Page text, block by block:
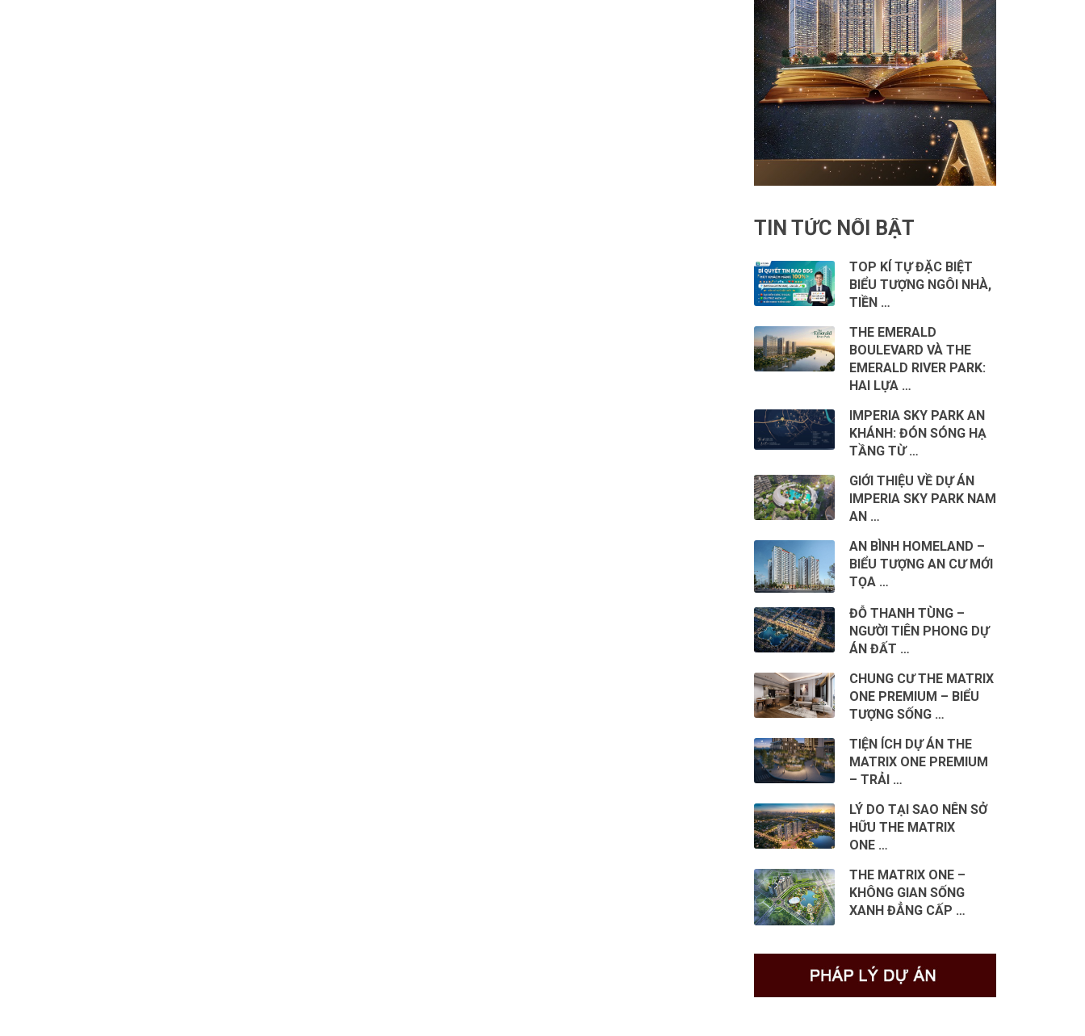
TIN TỨC NỔI BẬT
TOP KÍ TỰ ĐẶC BIỆT
BIỂU TƯỢNG NGÔI NHÀ,
TIỀN …
THE EMERALD
BOULEVARD VÀ THE
EMERALD RIVER PARK:
HAI LỰA …
IMPERIA SKY PARK AN
KHÁNH: ĐÓN SÓNG HẠ
TẦNG TỪ …
GIỚI THIỆU VỀ DỰ ÁN
IMPERIA SKY PARK NAM
AN …
AN BÌNH HOMELAND –
BIỂU TƯỢNG AN CƯ MỚI
TỌA …
ĐỖ THANH TÙNG –
NGƯỜI TIÊN PHONG DỰ
ÁN ĐẤT …
CHUNG CƯ THE MATRIX
ONE PREMIUM – BIỂU
TƯỢNG SỐNG …
TIỆN ÍCH DỰ ÁN THE
MATRIX ONE PREMIUM
– TRẢI …
LÝ DO TẠI SAO NÊN SỞ
HỮU THE MATRIX
ONE …
THE MATRIX ONE –
KHÔNG GIAN SỐNG
XANH ĐẲNG CẤP …